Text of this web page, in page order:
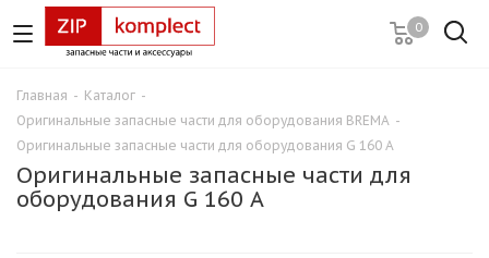
0
Главная - Каталог -
Оригинальные запасные части для оборудования BREMA -
Оригинальные запасные части для оборудования G 160 А
Оригинальные запасные части для
оборудования G 160 А